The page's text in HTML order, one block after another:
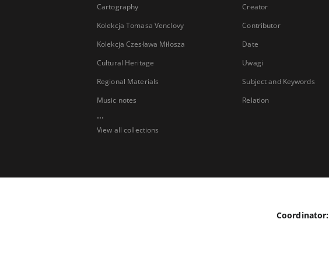
Cartography
Kolekcja Tomasa Venclovy
Kolekcja Czesława Miłosza
Cultural Heritage
Regional Materials
Music notes
...
View all collections
Creator
Contributor
Date
Uwagi
Subject and Keywords
Relation
Coordinator: